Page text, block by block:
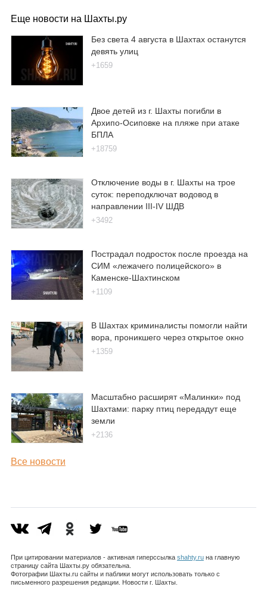
Еще новости на Шахты.ру
Без света 4 августа в Шахтах останутся
девять улиц
+1659
Двое детей из г. Шахты погибли в
Архипо-Осиповке на пляже при атаке
БПЛА
+18759
Отключение воды в г. Шахты на трое
суток: переподключат водовод в
направлении III-IV ШДВ
+3492
Пострадал подросток после проезда на
СИМ «лежачего полицейского» в
Каменске-Шахтинском
+1109
В Шахтах криминалисты помогли найти
вора, проникшего через открытое окно
+1359
Масштабно расширят «Малинки» под
Шахтами: парку птиц передадут еще
земли
+2136
Все новости
При цитировании материалов - активная гиперссылка shahty.ruна главную
страницу сайта Шахты.ру обязательна.
Фотографии Шахты.ru сайты и паблики могут использовать только с
письменного разрешения редакции. Новости г. Шахты.